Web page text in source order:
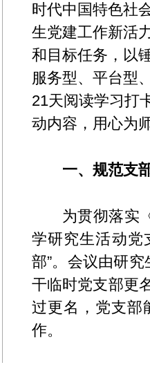
时代中国特色社
生党建工作新活
和目标任务，以
服务型、平台型
21天阅读学习打
动内容，用心为
一、规范支
为贯彻落实
学研究生活动党
部”。会议由研
干临时党支部更
过更名，党支部
作。